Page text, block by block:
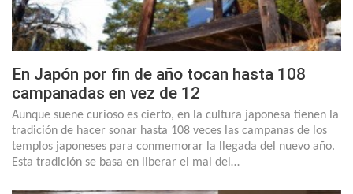
En Japón por fin de año tocan hasta 108
campanadas en vez de 12
Aunque suene curioso es cierto, en la cultura japonesa tienen la
tradición de hacer sonar hasta 108 veces las campanas de los
templos japoneses para conmemorar la llegada del nuevo año.
Esta tradición se basa en liberar el mal del…